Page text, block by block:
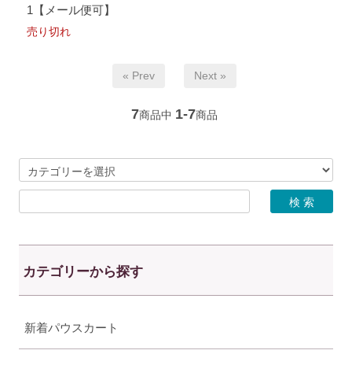
1【メール便可】
売り切れ
« Prev Next »
7商品中 1-7商品
カテゴリーから探す
新着パウスカート